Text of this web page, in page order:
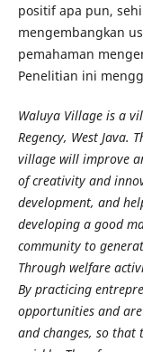
positif apa pun,
mengembangkan
pemahaman
Penelitian ini
Waluya Village is a
Regency, West Java.
village will improve
of creativity and
development, and
developing a good
community to
Through welfare
By practicing
opportunities and
and changes, so that